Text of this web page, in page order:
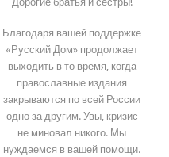
Благодаря вашей поддержке
«Русский Дом» продолжает
выходить в то время, когда
православные издания
закрываются по всей России
одно за другим. Увы, кризис
не миновал никого. Мы
нуждаемся в вашей помощи.